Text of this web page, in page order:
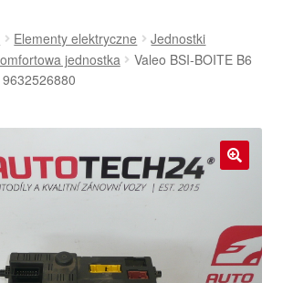
Elementy elektryczne
Jednostki
jednostka
Valeo BSI-BOITE B6